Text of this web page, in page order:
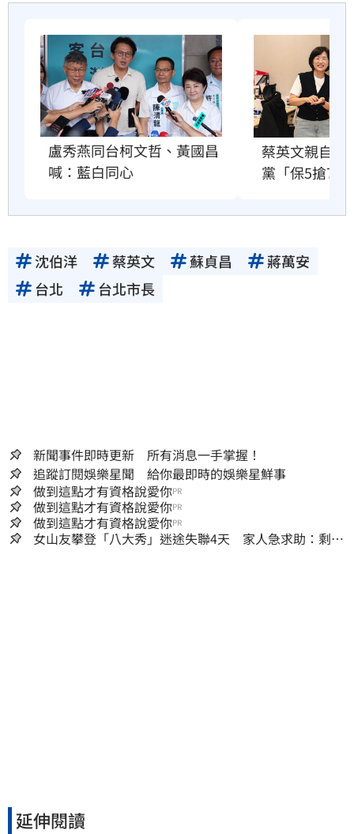
盧秀燕同台柯文哲、黃國昌
喊：藍白同心
蔡英文親自出
黨「保5搶7」
沈伯洋 蔡英文 蘇貞昌
蔣萬安
台北
台北市長
新聞事件即時更新 所有消息一手掌握！
追蹤訂閱娛樂星聞 給你最即時的娛樂星鮮事
做到這點才有資格說愛你PR
做到這點才有資格說愛你PR
做到這點才有資格說愛你PR
女山友攀登「八大秀」迷途失聯4天 家人急求助：剩我
延伸閱讀